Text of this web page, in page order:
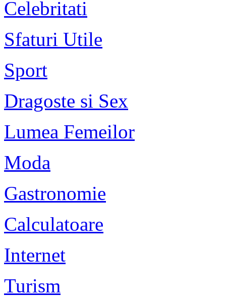
Celebritati
Sfaturi Utile
Sport
Dragoste si Sex
Lumea Femeilor
Moda
Gastronomie
Calculatoare
Internet
Turism